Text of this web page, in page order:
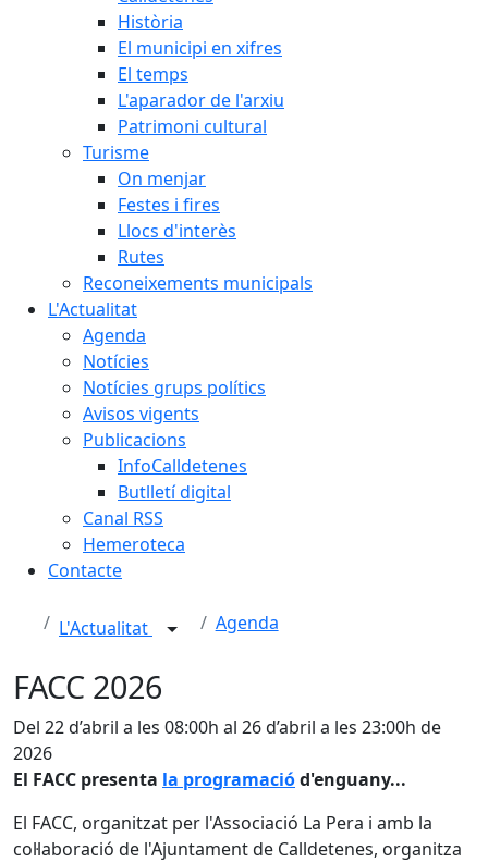
Història
El municipi en xifres
El temps
L'aparador de l'arxiu
Patrimoni cultural
Turisme
On menjar
Festes i fires
Llocs d'interès
Rutes
Reconeixements municipals
L'Actualitat
Agenda
Notícies
Notícies grups polítics
Avisos vigents
Publicacions
InfoCalldetenes
Butlletí digital
Canal RSS
Hemeroteca
Contacte
L'Actualitat Agenda
FACC 2026
Del 22 d’abril a les 08:00h al 26 d’abril a les 23:00h de
2026
El FACC presenta la programaciód'enguany...
El FACC, organitzat per l'Associació La Pera i amb la
col·laboració de l'Ajuntament de Calldetenes, organitza